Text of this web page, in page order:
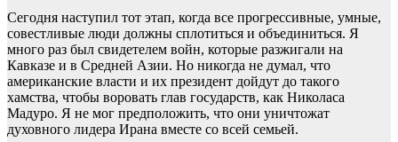
Сегодня наступил тот этап, когда все прогрессивные, умные,
совестливые люди должны сплотиться и объединиться. Я
много раз был свидетелем войн, которые разжигали на
Кавказе и в Средней Азии. Но никогда не думал, что
американские власти и их президент дойдут до такого
хамства, чтобы воровать глав государств, как Николаса
Мадуро. Я не мог предположить, что они уничтожат
духовного лидера Ирана вместе со всей семьей.